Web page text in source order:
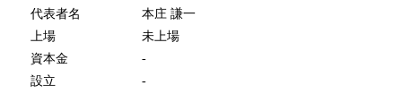
代表者名
本庄 謙一
上場
未上場
資本金
-
設立
-